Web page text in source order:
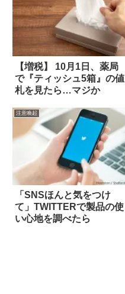
【増税】 10月1日、薬局
で『ティッシュ5箱』の値
札を見たら…マジか
注意喚起
「SNSほんと気をつけ
て」TWITTERで製品の使
い心地を調べたら